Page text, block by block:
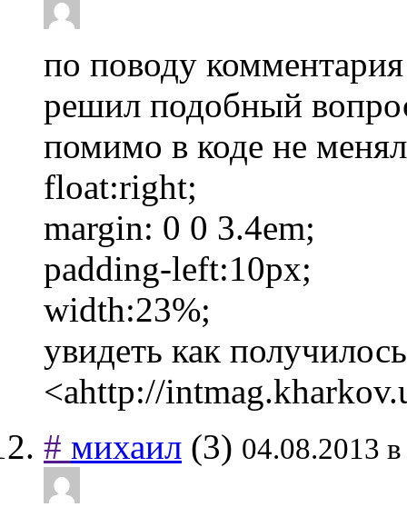
по поводу
решил подобный
помимо в коде не
float:right;
margin: 0 0 3.4em;
padding-left:10px;
width:23%;
увидеть как
<ahttp://
# михаил (3) 04.08.2013